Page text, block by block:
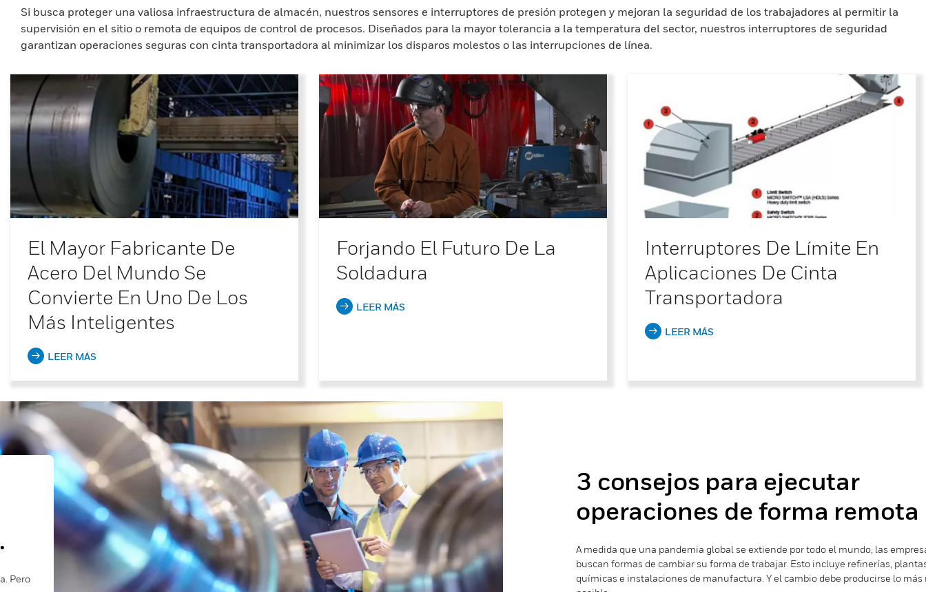
Si busca proteger una valiosa infraestructura de almacén, nuestros sensores e interruptores de presión protegen y mejoran la seguridad de los trabajadores al permitir la
supervisión en el sitio o remota de equipos de control de procesos. Diseñados para la mayor tolerancia a la temperatura del sector, nuestros interruptores de seguridad
garantizan operaciones seguras con cinta transportadora al minimizar los disparos molestos o las interrupciones de línea.
El Mayor Fabricante De
Acero Del Mundo Se
Convierte En Uno De Los
Más Inteligentes
LEER MÁS
Forjando El Futuro De La
Soldadura
LEER MÁS
Interruptores De Límite En
Aplicaciones De Cinta
Transportadora
LEER MÁS
Pero
3 consejos para ejecutar
operaciones de forma remota
A medida que una pandemia global se extiende por todo el mundo, las
buscan formas de cambiar su forma de trabajar. Esto incluye refinerías,
químicas e instalaciones de manufactura. Y el cambio debe producirse lo más